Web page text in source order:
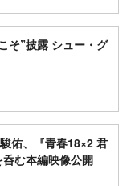
そ”披露 シュー・グ
佑、『青春18×2 君
む本編映像公開